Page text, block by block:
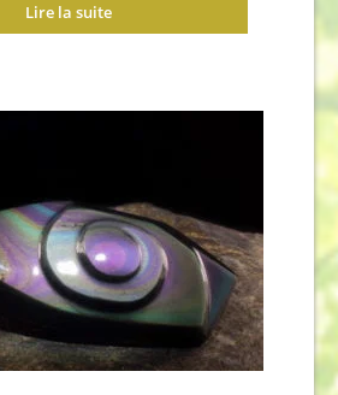
Lire la suite